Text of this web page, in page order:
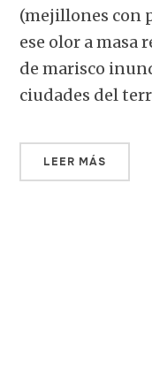
(mejillones con
ese olor a masa
de marisco
ciudades del
LEER MÁS